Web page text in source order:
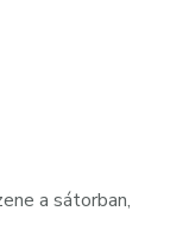
a sátorban,